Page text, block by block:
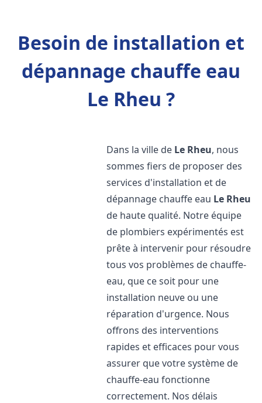
Besoin de installation et
dépannage chauffe eau
Le Rheu ?
Dans la ville de Le Rheu, nous
sommes fiers de proposer des
services d'installation et de
dépannage chauffe eau Le Rheu
de haute qualité. Notre équipe
de plombiers expérimentés est
prête à intervenir pour résoudre
tous vos problèmes de chauffe-
eau, que ce soit pour une
installation neuve ou une
réparation d'urgence. Nous
offrons des interventions
rapides et efficaces pour vous
assurer que votre système de
chauffe-eau fonctionne
correctement. Nos délais